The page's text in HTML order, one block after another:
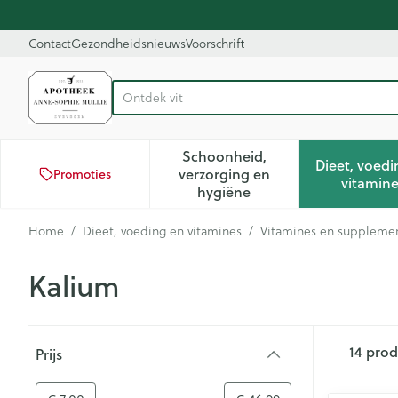
ContactGezondheidsnieuwsVoorschrift
Product, merk, categorie...
Promoties
Schoonheid,
verzorging en
hygiëneToon submenu voor
Dieet,
Home / Dieet, voeding en vitamines / Vitamines en
Kalium
Prijs
14